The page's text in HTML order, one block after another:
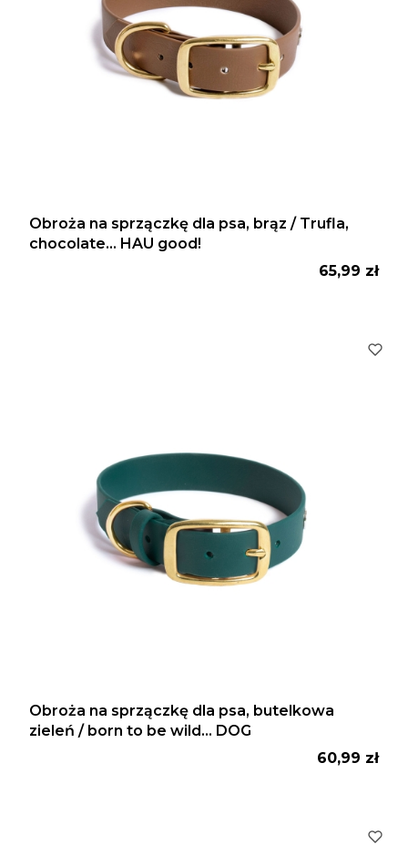
Obroża na sprzączkę dla psa, brąz / Trufla,
chocolate... HAU good!
Cena
65,99 zł
Obroża na sprzączkę dla psa, butelkowa
zieleń / born to be wild... DOG
Cena
60,99 zł